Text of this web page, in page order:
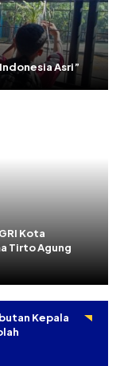
Asri”
Kota
Tirto Agung
Kepala